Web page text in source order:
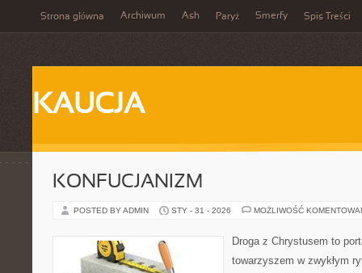
Strona główna Archiwum Ash Paryż Smerfy Spis Treści
KAUCJA
KONFUCJANIZM
POSTED BY ADMIN STY - 31 - 2026 MOŻLIWOŚĆ
Droga z Chrystusem to
towarzyszem w zwykłym